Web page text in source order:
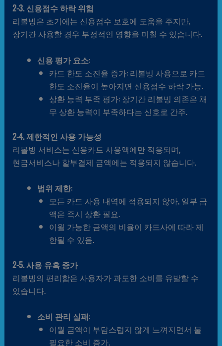
2-3. 신용점수 하락 위험
리볼빙은 초기에는 신용점수 보호에 도움을 주지만,
장기간 사용할 경우 부정적인 영향을 미칠 수 있습니다.
신용 평가 요소:
카드 한도 소진율 증가: 리볼빙 사용으로 카드
한도 소진율이 높아지면 신용점수 하락 가능.
상환 능력 부족 평가: 장기간 리볼빙 의존은 채
무 상환 능력이 부족하다는 신호로 간주.
2-4. 제한적인 사용 가능성
리볼빙 서비스는 신용카드 사용액에만 적용되며,
현금서비스나 할부결제 금액에는 적용되지 않습니다.
범위 제한:
모든 카드 사용 내역에 적용되지 않아, 일부 금
액은 즉시 상환 필요.
이월 가능한 금액의 비율이 카드사에 따라 제
한될 수 있음.
2-5. 사용 유혹 증가
리볼빙의 편리함은 사용자가 과도한 소비를 유발할 수
있습니다.
소비 관리 실패:
이월 금액이 부담스럽지 않게 느껴지면서 불
필요한 소비 증가.